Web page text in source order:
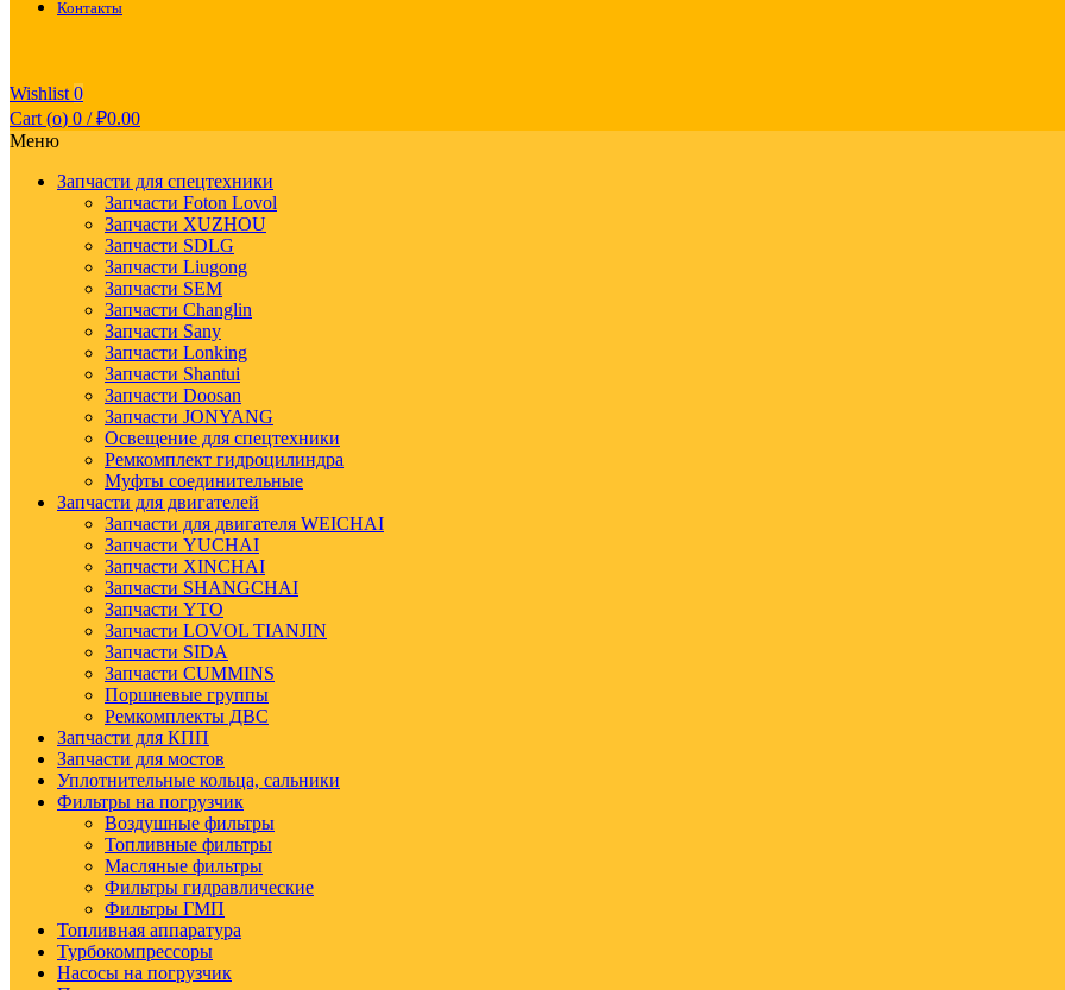
Контакты
Wishlist 0
Cart (o) 0 / ₽0.00
Меню
Запчасти для спецтехники
Запчасти Foton Lovol
Запчасти XUZHOU
Запчасти SDLG
Запчасти Liugong
Запчасти SEM
Запчасти Changlin
Запчасти Sany
Запчасти Lonking
Запчасти Shantui
Запчасти Doosan
Запчасти JONYANG
Освещение для спецтехники
Ремкомплект гидроцилиндра
Муфты соединительные
Запчасти для двигателей
Запчасти для двигателя WEICHAI
Запчасти YUCHAI
Запчасти XINCHAI
Запчасти SHANGCHAI
Запчасти YTO
Запчасти LOVOL TIANJIN
Запчасти SIDA
Запчасти CUMMINS
Поршневые группы
Ремкомплекты ДВС
Запчасти для КПП
Запчасти для мостов
Уплотнительные кольца, сальники
Фильтры на погрузчик
Воздушные фильтры
Топливные фильтры
Масляные фильтры
Фильтры гидравлические
Фильтры ГМП
Топливная аппаратура
Турбокомпрессоры
Насосы на погрузчик